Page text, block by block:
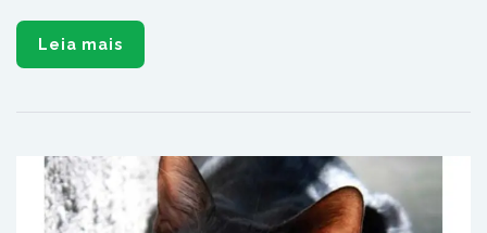
Leia mais